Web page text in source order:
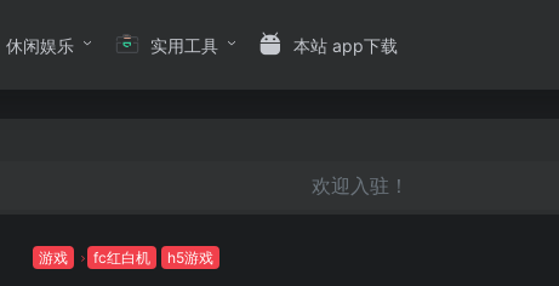
休闲娱乐 实用工具 本站 app下载
欢迎入驻！
游戏 fc红白机 h5游戏